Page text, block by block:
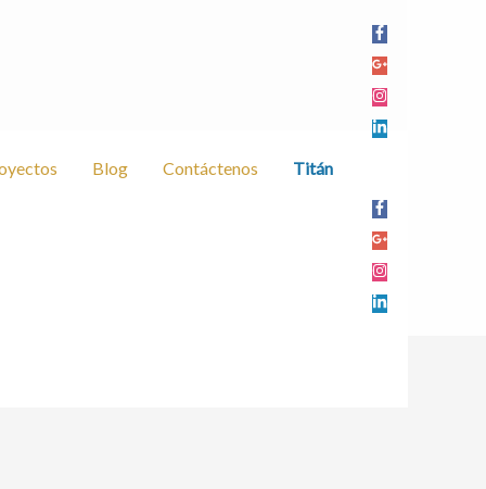
Blog Contáctenos Titán